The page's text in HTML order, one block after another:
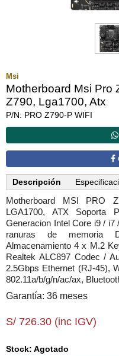
Msi
Motherboard Msi Pro
Z790, Lga1700, Atx
P/N: PRO Z790-P WIFI
Descripción
Motherboard MSI PRO
LGA1700, ATX Soporta
Generacion Intel Core i9 /
ranuras de memoria
Almacenamiento 4 x M.2
Realtek ALC897 Codec /
2.5Gbps Ethernet (RJ-45),
802.11a/b/g/n/ac/ax,
Garantía: 36 meses
S/ 726.30 (inc IGV)
Stock: Agotado